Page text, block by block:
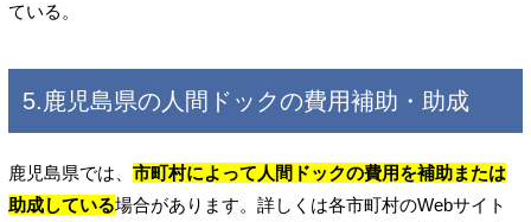
ている。
5.鹿児島県の人間ドックの費用補助・助成
鹿児島県では、 市町村によって人間ドックの費用を補助または
助成している場合があります。詳しくは各市町村のWebサイト